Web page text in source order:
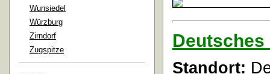
Wunsiedel
Würzburg
Zirndorf
Zugspitze
Deutsches
Standort: